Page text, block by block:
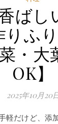
ばし
りふ
・大
OK】
2025年10月20